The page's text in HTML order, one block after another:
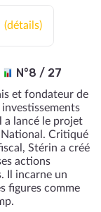
(détails)
N°8 / 27
et fondateur de
a lancé le projet
National. Critiqué
Stérin a créé
actions
Il incarne un
figures comme